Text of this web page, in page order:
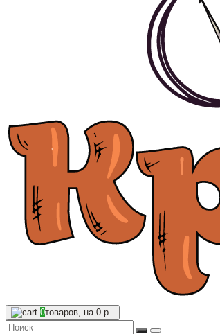
0товаров, на 0 р.